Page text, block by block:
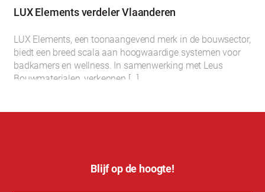
LUX Elements verdeler Vlaanderen
LUX Elements, een toonaangevend merk in de bouwsector,
biedt een breed scala aan hoogwaardige systemen voor
badkamers en wellness. In samenwerking met Leus
Bouwmaterialen, verkennen […]
Blijf op de hoogte!